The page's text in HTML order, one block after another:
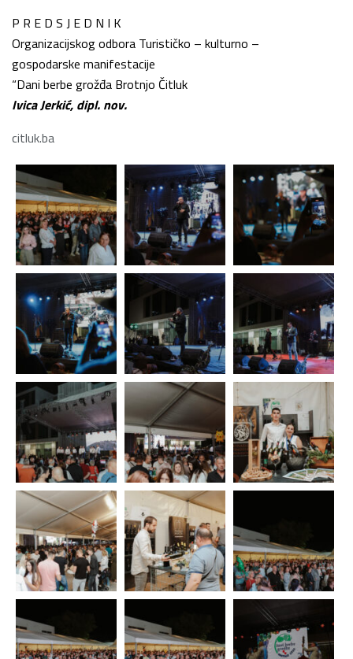
P R E D S J E D N I K
Organizacijskog odbora Turističko – kulturno –
gospodarske manifestacije
“Dani berbe grožđa Brotnjo Čitluk
Ivica Jerkić, dipl. nov.
citluk.ba